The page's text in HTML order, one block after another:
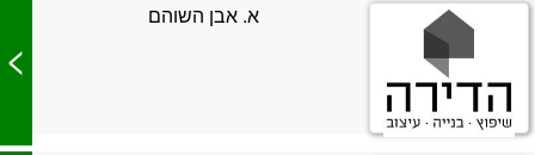
א. אבן השוהם
>